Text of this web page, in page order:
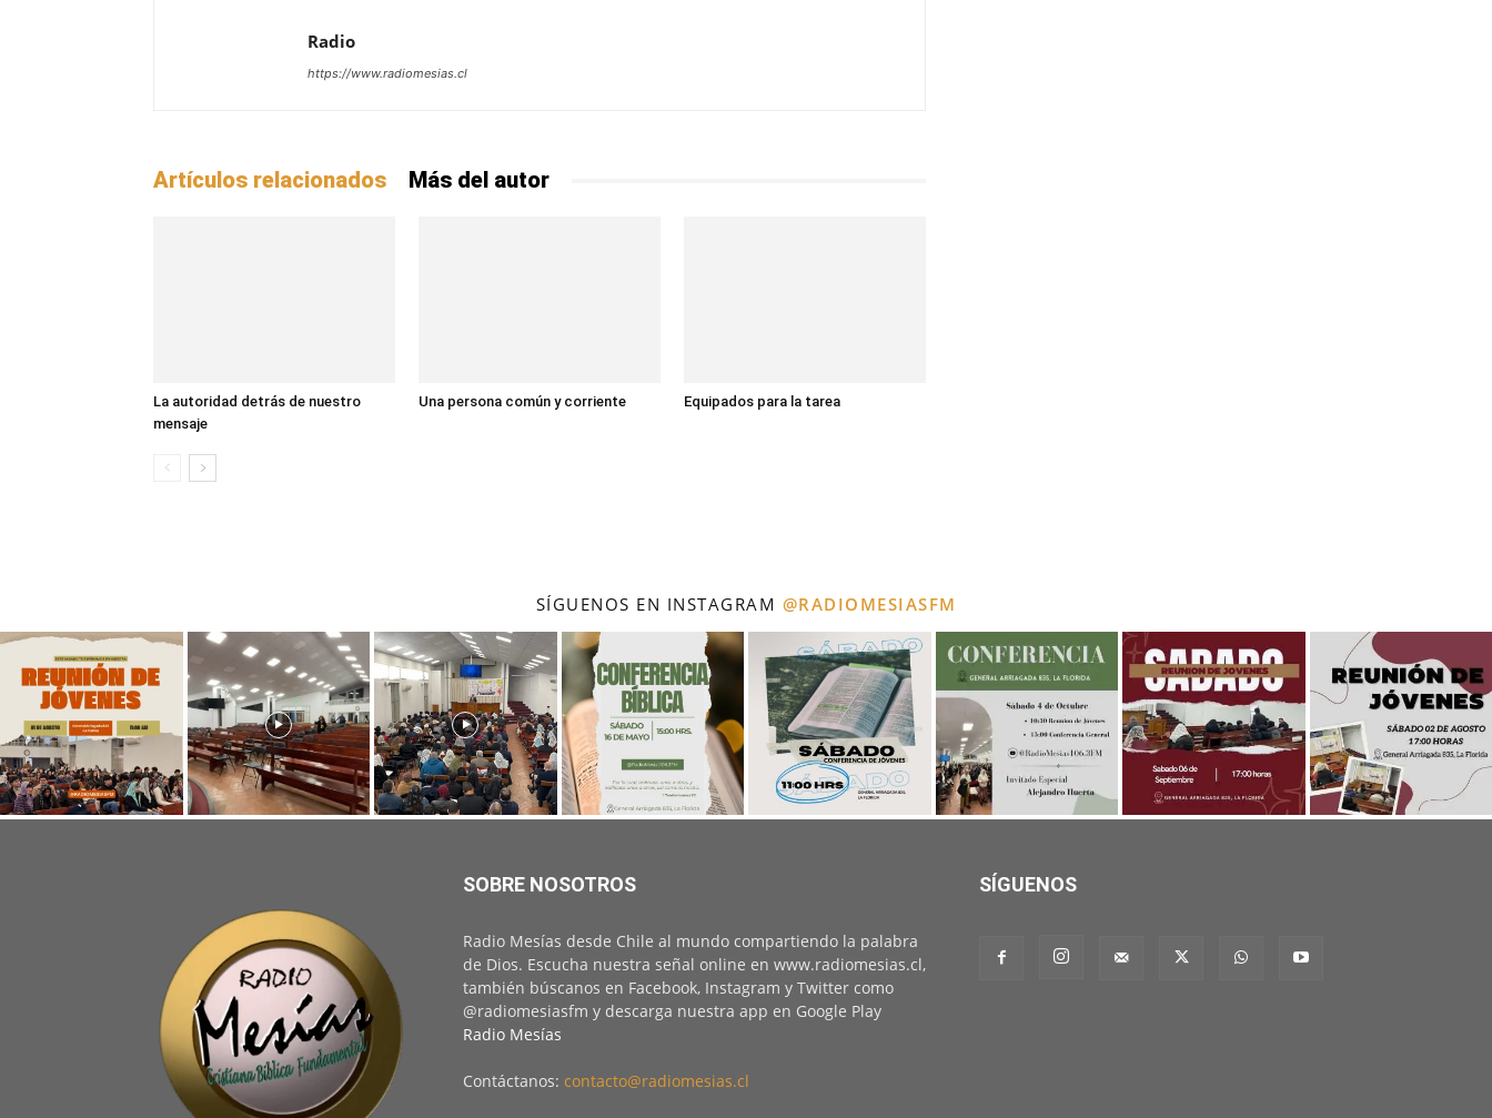
Radio
https://www.radiomesias.cl
Artículos relacionados Más del autor
La autoridad detrás de nuestro
mensaje
Una persona común y corriente Equipados para la tarea
SÍGUENOS EN INSTAGRAM @RADIOMESIASFM
SOBRE NOSOTROS
Radio Mesías desde Chile al mundo compartiendo la palabra
de Dios. Escucha nuestra señal online en www.radiomesias.cl,
también búscanos en Facebook, Instagram y Twitter como
@radiomesiasfm y descarga nuestra app en Google Play
Radio Mesías
Contáctanos: contacto@radiomesias.cl
SÍGUENOS